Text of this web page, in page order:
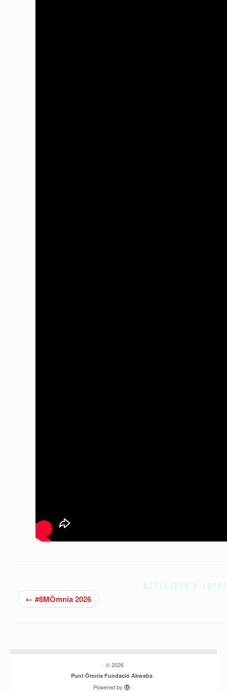
Navegador
← #8MÒmnia 2026
·© 2026
Punt Òmnia Fundació Akwaba ·
Powered by
·